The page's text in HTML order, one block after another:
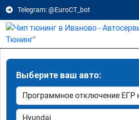
Telegram: @EuroCT_bot
Выберите ваш авто: